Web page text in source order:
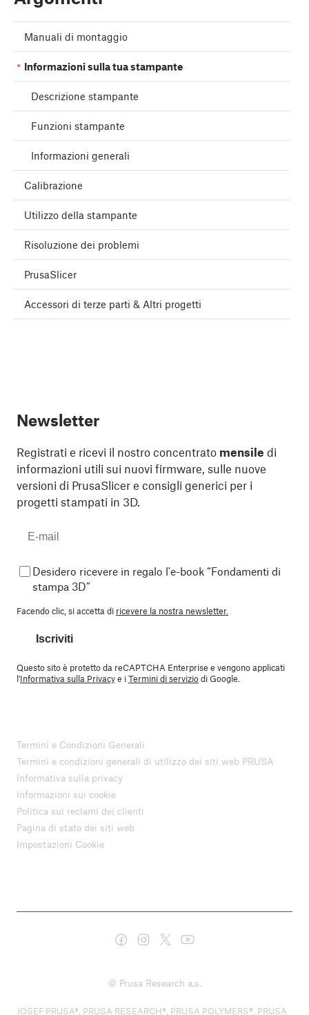
Manuali di montaggio
Informazioni sulla tua stampante
Descrizione stampante
Funzioni stampante
Informazioni generali
Calibrazione
Utilizzo della stampante
Risoluzione dei problemi
PrusaSlicer
Accessori di terze parti & Altri progetti
Newsletter
Registrati e ricevi il nostro concentrato mensile di
informazioni utili sui nuovi firmware, sulle nuove
versioni di PrusaSlicer e consigli generici per i
progetti stampati in 3D.
Desidero ricevere in regalo l'e-book “Fondamenti di
stampa 3D”
Facendo clic, si accetta di ricevere la nostra newsletter.
Iscriviti
Questo sito è protetto da reCAPTCHA Enterprise e vengono applicati
l'Informativa sulla Privacye iTermini di serviziodi Google.
Termini e Condizioni Generali
Termini e condizioni generali di utilizzo dei siti web PRUSA
Informativa sulla privacy
Informazioni sui cookie
Politica sui reclami dei clienti
Pagina di stato dei siti web
Impostazioni Cookie
© Prusa Research a.s.
JOSEF PRUSA®, PRUSA RESEARCH®, PRUSA POLYMERS®, PRUSA